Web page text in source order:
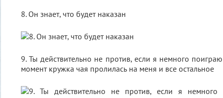
8. Он знает, что будет наказан
9. Ты действительно не против, если я немного
момент кружка чая пролилась на меня и все остальное